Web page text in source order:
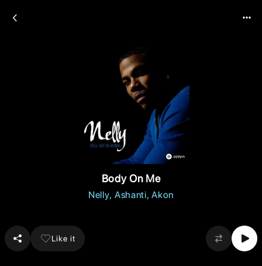
Body On Me
Nelly Ashanti Akon
Like it